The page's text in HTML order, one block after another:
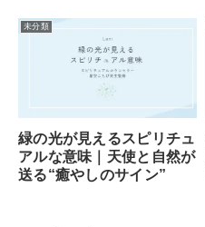
未分類
緑の光が見えるスピリチュ
アルな意味｜天使と自然が
送る“癒やしのサイン”